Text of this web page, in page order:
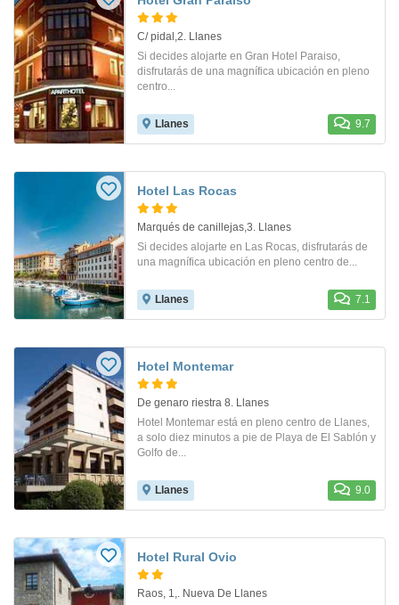
C/ pidal,2. Llanes
Si decides alojarte en Gran Hotel Paraiso,
disfrutarás de una magnífica ubicación en pleno
centro...
Llanes 9.7
Hotel Las Rocas
Marqués de canillejas,3. Llanes
Si decides alojarte en Las Rocas, disfrutarás de
una magnífica ubicación en pleno centro de...
Llanes 7.1
Hotel Montemar
De genaro riestra 8. Llanes
Hotel Montemar está en pleno centro de Llanes,
a solo diez minutos a pie de Playa de El Sablón y
Golfo de...
Llanes 9.0
Hotel Rural Ovio
Raos, 1,. Nueva De Llanes